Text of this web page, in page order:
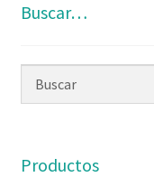
Buscar…
Productos